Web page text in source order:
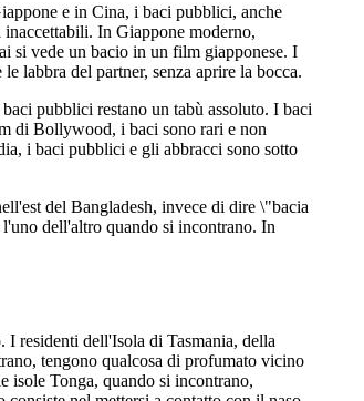
e in Cina, i baci pubblici, anche
In Giappone moderno,
si vede un bacio in un film giapponese. I
labbra del partner, senza aprire la bocca.
pubblici restano un tabù assoluto. I baci
di Bollywood, i baci sono rari e non
i baci pubblici e gli abbracci sono sotto
del Bangladesh, invece di dire \"bacia
dell'altro quando si incontrano. In
I residenti dell'Isola di Tasmania, della
tengono qualcosa di profumato vicino
isole Tonga, quando si incontrano,